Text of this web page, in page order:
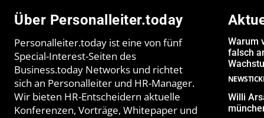
Über Personalleiter.today
Personalleiter.today ist eine von fünf
Special-Interest-Seiten des
Business.today Networks und richtet
sich an Personalleiter und HR-Manager.
Wir bieten HR-Entscheidern aktuelle
Konferenzen, Vorträge, Whitepaper und
Warum
falsch
Willi